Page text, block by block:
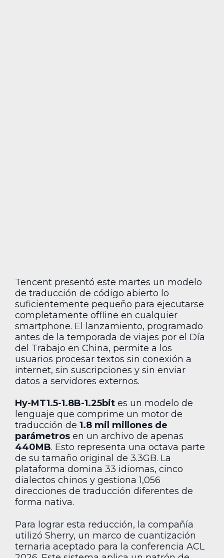
Tencent presentó este martes un modelo
de traducción de código abierto lo
suficientemente pequeño para ejecutarse
completamente offline en cualquier
smartphone. El lanzamiento, programado
antes de la temporada de viajes por el Día
del Trabajo en China, permite a los
usuarios procesar textos sin conexión a
internet, sin suscripciones y sin enviar
datos a servidores externos.
Hy-MT1.5-1.8B-1.25bit es un modelo de
lenguaje que comprime un motor de
traducción de 1.8 mil millones de
parámetros en un archivo de apenas
440MB. Esto representa una octava parte
de su tamaño original de 3.3GB. La
plataforma domina 33 idiomas, cinco
dialectos chinos y gestiona 1,056
direcciones de traducción diferentes de
forma nativa.
Para lograr esta reducción, la compañía
utilizó Sherry, un marco de cuantización
ternaria aceptado para la conferencia ACL